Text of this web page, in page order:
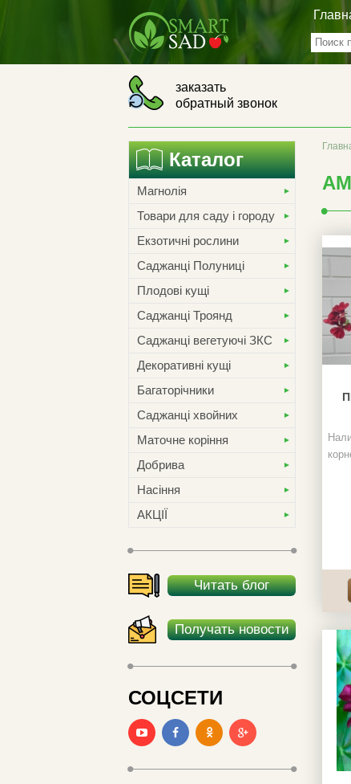
заказать
обратный звонок
Каталог
Магнолія
Товари для саду і городу
Екзотичні рослини
Саджанці Полуниці
Плодові кущі
Саджанці Троянд
Саджанці вегетуючі ЗКС
Декоративні кущі
Багаторічники
Саджанці хвойних
Маточне коріння
Добрива
Насіння
АКЦІЇ
Читать блог
Получать новости
СОЦСЕТИ